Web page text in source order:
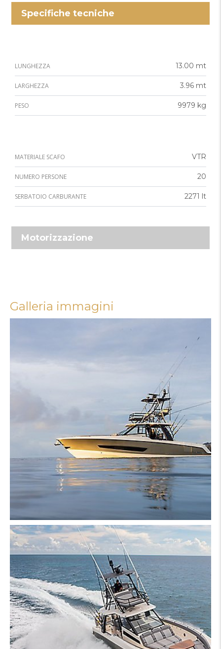
Specifiche tecniche
LUNGHEZZA 13.00 mt
LARGHEZZA 3.96 mt
PESO 9979 kg
MATERIALE SCAFO VTR
NUMERO PERSONE 20
SERBATOIO CARBURANTE 2271 lt
Motorizzazione
Galleria immagini